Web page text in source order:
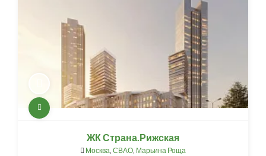
ЖК Страна.Рижская
Москва, СВАО, Марьина Роща